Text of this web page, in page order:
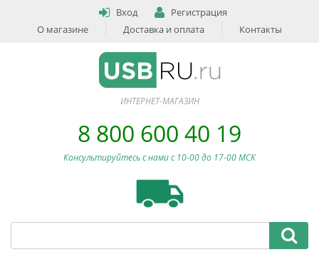
Вход
Регистрация
О магазине
Доставка и оплата Контакты
ИНТЕРНЕТ-МАГАЗИН
8 800 600 40 19
Консультируйтесь с нами c 10-00 до 17-00 МСК